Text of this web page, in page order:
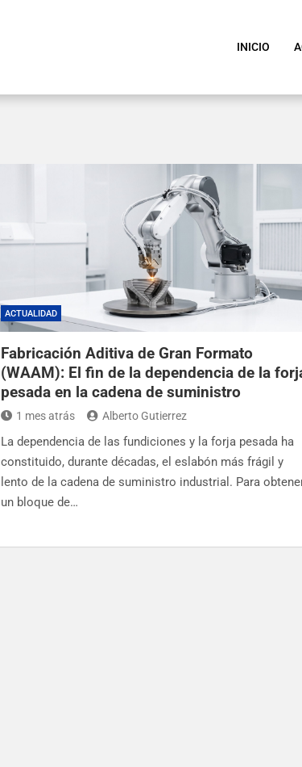
INICIO
ACTUALIDAD
Fabricación Aditiva de Gran Formato
(WAAM): El fin de la dependencia de la
pesada en la cadena de suministro
1 mes atrás Alberto Gutierrez
La dependencia de las fundiciones y la forja pesada ha
constituido, durante décadas, el eslabón más frágil y
lento de la cadena de suministro industrial. Para
un bloque de…